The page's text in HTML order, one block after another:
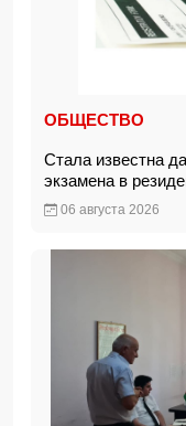
ОБЩЕСТВО
Стала известна
экзамена в
06 августа 2026